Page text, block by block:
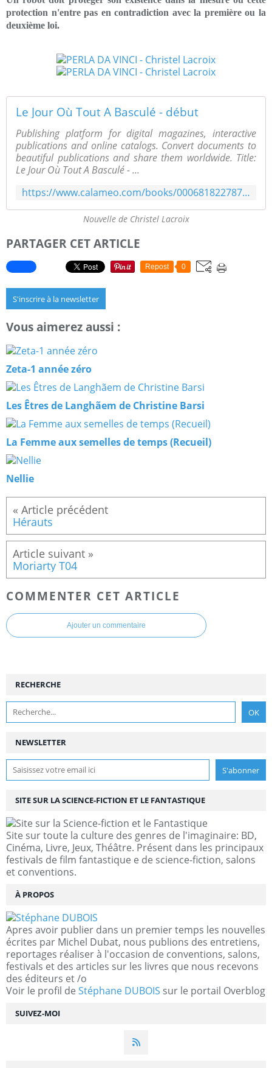
protection n'entre pas en contradiction avec la première ou la
deuxième loi.
Le Jour Où Tout A Basculé - début
Publishing platform for digital magazines, interactive
publications and online catalogs. Convert documents to
beautiful publications and share them worldwide. Title:
Le Jour Où Tout A Basculé - ...
https://www.calameo.com/books/000681822787b17023246
Nouvelle de Christel Lacroix
PARTAGER CET ARTICLE
Repost 0
S'inscrire à la newsletter
Vous aimerez aussi :
Zeta-1 année zéro
Les Êtres de Langhãem de Christine Barsi
La Femme aux semelles de temps (Recueil)
Nellie
Hérauts
Moriarty T04
COMMENTER CET ARTICLE
Ajouter un commentaire
NEWSLETTER
SUIVEZ-MOI
RECHERCHE
SITE SUR LA SCIENCE-FICTION ET LE FANTASTIQUE
Site sur toute la culture des genres de l'imaginaire: BD,
Cinéma, Livre, Jeux, Théâtre. Présent dans les principaux
festivals de film fantastique e de science-fiction, salons
et conventions.
À PROPOS
Apres avoir publier dans un premier temps les nouvelles
écrites par Michel Dubat, nous publions des entretiens,
reportages réaliser à l'occasion de conventions, salons,
festivals et des articles sur les livres que nous recevons
des éditeurs et /o
Voir le profil de Stéphane DUBOIS sur le portail Overblog